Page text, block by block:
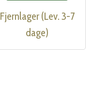
Fjernlager (Lev. 3-7
dage)